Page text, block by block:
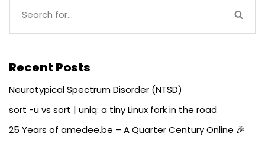
Recent Posts
Neurotypical Spectrum Disorder (NTSD)
sort -u vs sort | uniq: a tiny Linux fork in the road
25 Years of amedee.be – A Quarter Century Online 🎉